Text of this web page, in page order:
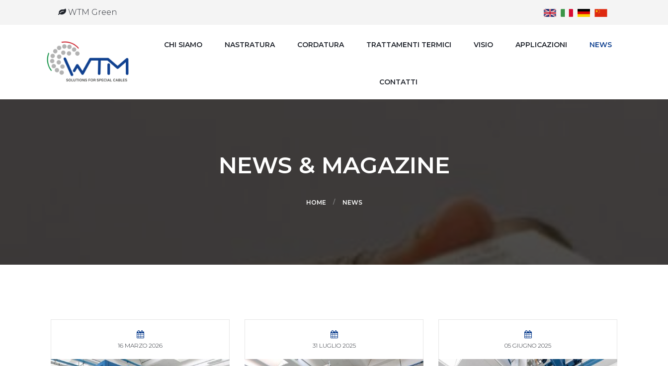
WTM Green
CHI SIAMO NASTRATURA CORDATURA TRATTAMENTI TERMICI VISIO APPLICAZIONI NEWS
CONTATTI
NEWS & MAGAZINE
HOME NEWS
16 MARZO 2026 31 LUGLIO 2025 05 GIUGNO 2025